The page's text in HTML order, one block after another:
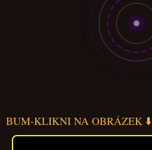
BUM-KLIKNI NA OBRÁZEK ⬇️